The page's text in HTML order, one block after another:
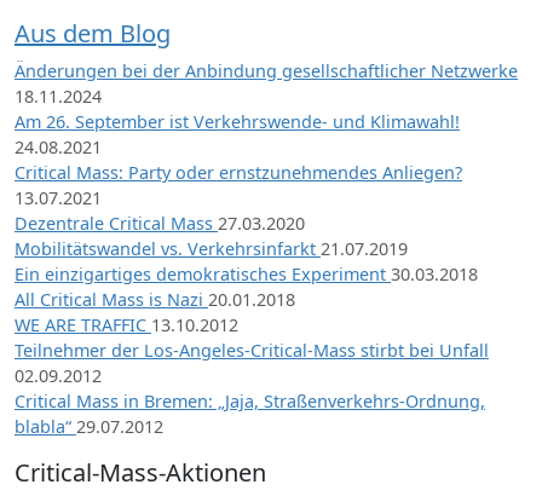
Aus dem Blog
Änderungen bei der Anbindung gesellschaftlicher Netzwerke
18.11.2024
Am 26. September ist Verkehrswende- und Klimawahl!
24.08.2021
Critical Mass: Party oder ernstzunehmendes Anliegen?
13.07.2021
Dezentrale Critical Mass 27.03.2020
Mobilitätswandel vs. Verkehrsinfarkt 21.07.2019
Ein einzigartiges demokratisches Experiment 30.03.2018
All Critical Mass is Nazi 20.01.2018
WE ARE TRAFFIC 13.10.2012
Teilnehmer der Los-Angeles-Critical-Mass stirbt bei Unfall
02.09.2012
Critical Mass in Bremen: „Jaja, Straßenverkehrs-Ordnung,
blabla“ 29.07.2012
Critical-Mass-Aktionen